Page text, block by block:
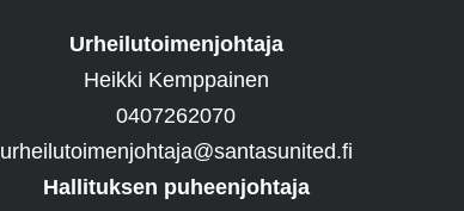
Urheilutoimenjohtaja
Heikki Kemppainen
0407262070
urheilutoimenjohtaja@santasunited.fi
Hallituksen puheenjohtaja